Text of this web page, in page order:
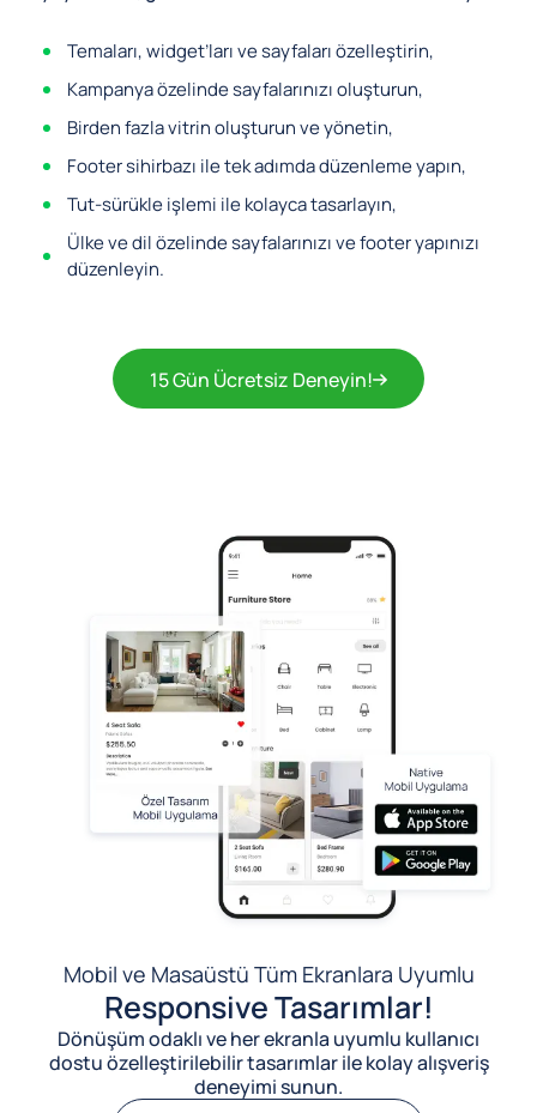
Temaları, widget’ları ve sayfaları özelleştirin,
Kampanya özelinde sayfalarınızı oluşturun,
Birden fazla vitrin oluşturun ve yönetin,
Footer sihirbazı ile tek adımda düzenleme yapın,
Tut-sürükle işlemi ile kolayca tasarlayın,
Ülke ve dil özelinde sayfalarınızı ve footer yapınızı
düzenleyin.
15 Gün Ücretsiz Deneyin!
Mobil ve Masaüstü Tüm Ekranlara Uyumlu
Responsive Tasarımlar!
Dönüşüm odaklı ve her ekranla uyumlu kullanıcı
dostu özelleştirilebilir tasarımlar ile kolay alışveriş
deneyimi sunun.